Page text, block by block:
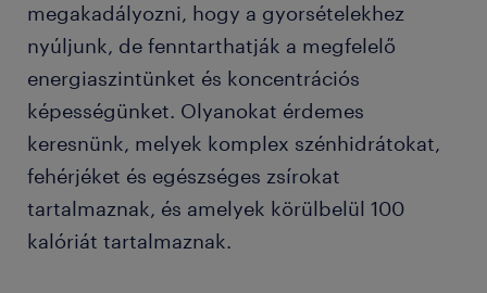
megakadályozni, hogy a gyorsételekhez
nyúljunk, de fenntarthatják a megfelelő
energiaszintünket és koncentrációs
képességünket. Olyanokat érdemes
keresnünk, melyek komplex szénhidrátokat,
fehérjéket és egészséges zsírokat
tartalmaznak, és amelyek körülbelül 100
kalóriát tartalmaznak.